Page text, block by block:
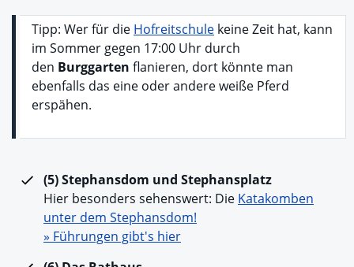
Tipp: Wer für die Hofreitschule keine Zeit hat, kann
im Sommer gegen 17:00 Uhr durch
den Burggarten flanieren, dort könnte man
ebenfalls das eine oder andere weiße Pferd
erspähen.
(5) Stephansdom und Stephansplatz
Hier besonders sehenswert: Die Katakomben
unter dem Stephansdom!
» Führungen gibt's hier